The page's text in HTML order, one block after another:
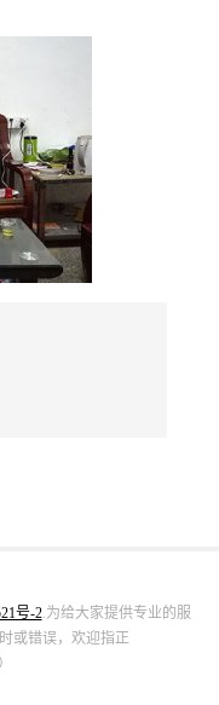
号-2.为给大家提供专业的服
或错误，欢迎指正